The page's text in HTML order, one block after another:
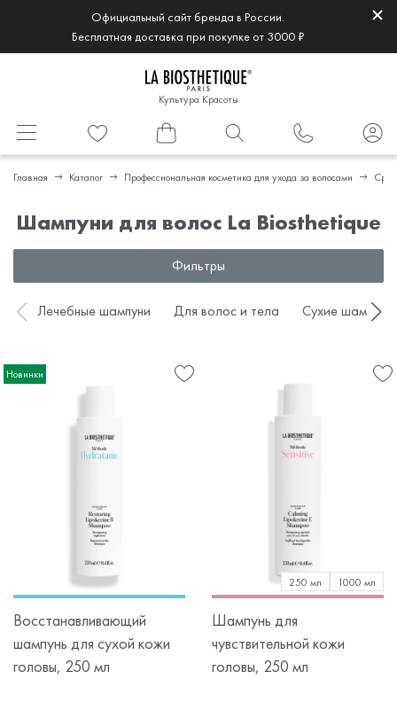
Официальный сайт бренда в России.
Бесплатная доставка при покупке от 3000 ₽
Культура Красоты
Главная Каталог Профессиональная косметика для ухода за волосами
Шампуни для волос La Biosthetique
Фильтры
Лечебные шампуни Для волос и тела Сухие шампуни
Новинки
Восстанавливающий
шампунь для сухой кожи
головы, 250 мл
250 мл 1000 мл
Шампунь для
чувствительной кожи
головы, 250 мл